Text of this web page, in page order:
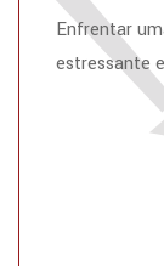
Enfrentar
estressante